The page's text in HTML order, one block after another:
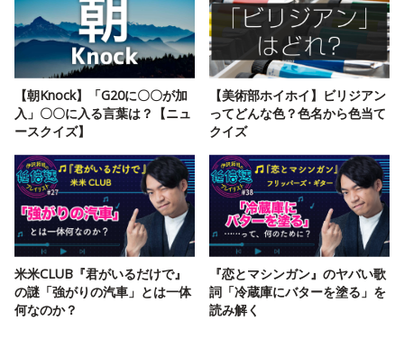
【朝Knock】「G20に〇〇が加
入」〇〇に入る言葉は？【ニュ
ースクイズ】
【美術部ホイホイ】ビリジアン
ってどんな色？色名から色当て
クイズ
米米CLUB『君がいるだけで』
の謎「強がりの汽車」とは一体
何なのか？
『恋とマシンガン』のヤバい歌
詞「冷蔵庫にバターを塗る」を
読み解く